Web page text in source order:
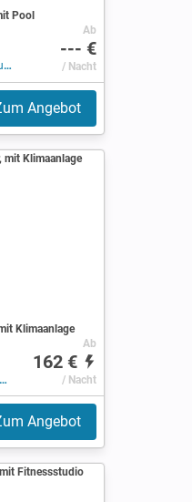
Pool
Ab
--- €
/ Nacht
Angebot
Klimaanlage
Ab
162 €
/ Nacht
Angebot